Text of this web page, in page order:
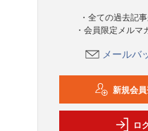
・全ての過去記
・会員限定メル
メールバ
新規会
ロ